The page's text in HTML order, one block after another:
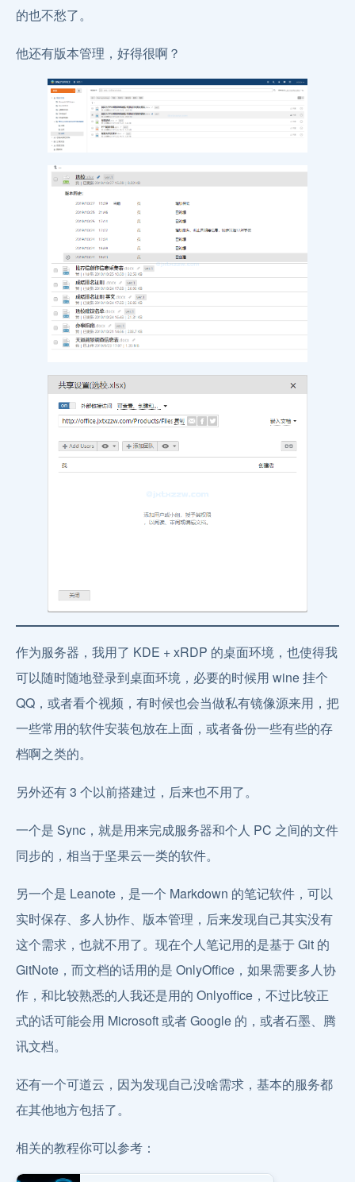
的也不愁了。
他还有版本管理，好得很啊？
作为服务器，我用了 KDE + xRDP 的桌面环境，也使得我
可以随时随地登录到桌面环境，必要的时候用 wine 挂个
QQ，或者看个视频，有时候也会当做私有镜像源来用，把
一些常用的软件安装包放在上面，或者备份一些有些的存
档啊之类的。
另外还有 3 个以前搭建过，后来也不用了。
一个是 Sync，就是用来完成服务器和个人 PC 之间的文件
同步的，相当于坚果云一类的软件。
另一个是 Leanote，是一个 Markdown 的笔记软件，可以
实时保存、多人协作、版本管理，后来发现自己其实没有
这个需求，也就不用了。现在个人笔记用的是基于 Git 的
GitNote，而文档的话用的是 OnlyOffice，如果需要多人协
作，和比较熟悉的人我还是用的 Onlyoffice，不过比较正
式的话可能会用 Microsoft 或者 Google 的，或者石墨、腾
讯文档。
还有一个可道云，因为发现自己没啥需求，基本的服务都
在其他地方包括了。
相关的教程你可以参考：